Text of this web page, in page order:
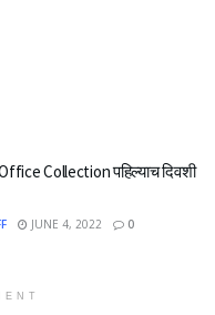
Collection पहिल्याच दिवशी
JUNE 4, 2022 0